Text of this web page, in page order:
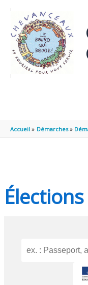
Accueil Démarches
Élections